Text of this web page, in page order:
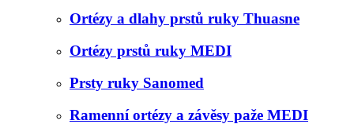
Ortézy a dlahy prstů ruky Thuasne
Ortézy prstů ruky MEDI
Prsty ruky Sanomed
Ramenní ortézy a závěsy paže MEDI